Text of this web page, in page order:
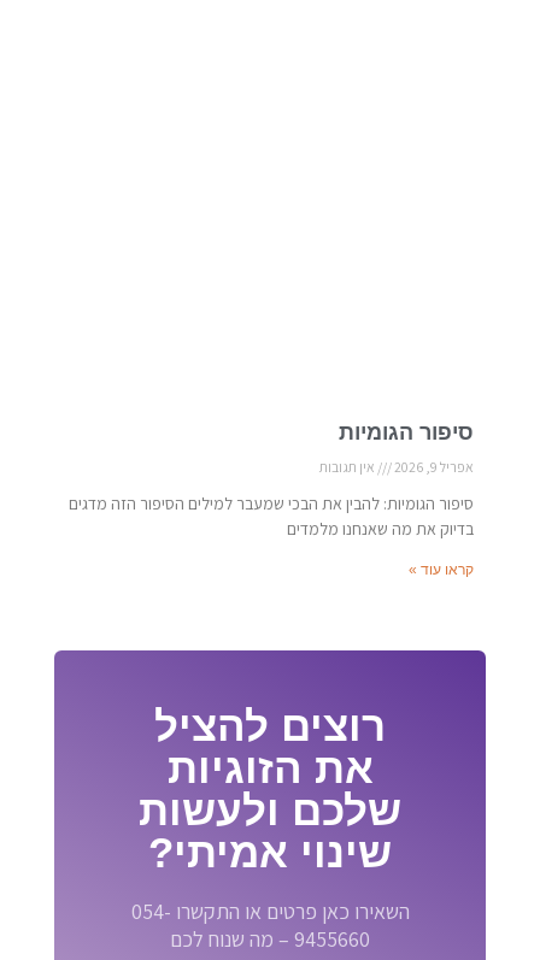
סיפור הגומיות
אפריל 9, 2026 אין תגובות
סיפור הגומיות: להבין את הבכי שמעבר למילים הסיפור הזה מדגים
בדיוק את מה שאנחנו מלמדים
קראו עוד »
רוצים להציל
את הזוגיות
שלכם ולעשות
שינוי אמיתי?
השאירו כאן פרטים או התקשרו 054-
9455660 – מה שנוח לכם